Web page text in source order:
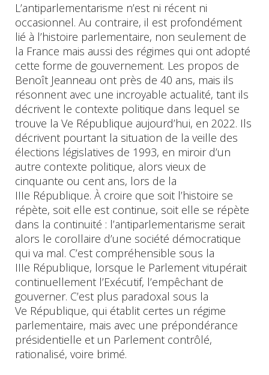
L’antiparlementarisme n’est ni récent ni
occasionnel. Au contraire, il est profondément
lié à l’histoire parlementaire, non seulement de
la France mais aussi des régimes qui ont adopté
cette forme de gouvernement. Les propos de
Benoît Jeanneau ont près de 40 ans, mais ils
résonnent avec une incroyable actualité, tant ils
décrivent le contexte politique dans lequel se
trouve la Ve République aujourd’hui, en 2022. Ils
décrivent pourtant la situation de la veille des
élections législatives de 1993, en miroir d’un
autre contexte politique, alors vieux de
cinquante ou cent ans, lors de la
IIIe République. À croire que soit l’histoire se
répète, soit elle est continue, soit elle se répète
dans la continuité : l’antiparlementarisme serait
alors le corollaire d’une société démocratique
qui va mal. C’est compréhensible sous la
IIIe République, lorsque le Parlement vitupérait
continuellement l’Exécutif, l’empêchant de
gouverner. C’est plus paradoxal sous la
Ve République, qui établit certes un régime
parlementaire, mais avec une prépondérance
présidentielle et un Parlement contrôlé,
rationalisé, voire brimé.